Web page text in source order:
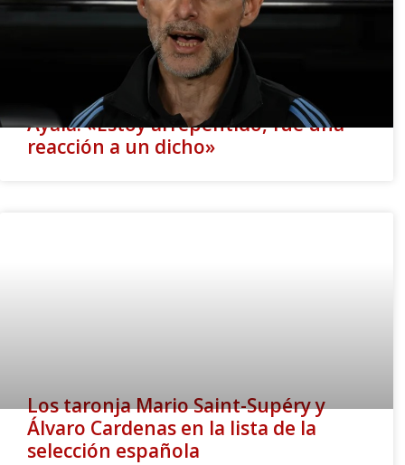
Ayala: «Estoy arrepentido, fue una
reacción a un dicho»
Los taronja Mario Saint-Supéry y
Álvaro Cardenas en la lista de la
selección española